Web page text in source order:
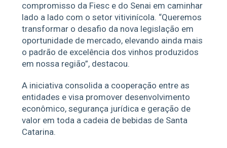
compromisso da Fiesc e do Senai em caminhar
lado a lado com o setor vitivinícola. “Queremos
transformar o desafio da nova legislação em
oportunidade de mercado, elevando ainda mais
o padrão de excelência dos vinhos produzidos
em nossa região”, destacou.
A iniciativa consolida a cooperação entre as
entidades e visa promover desenvolvimento
econômico, segurança jurídica e geração de
valor em toda a cadeia de bebidas de Santa
Catarina.